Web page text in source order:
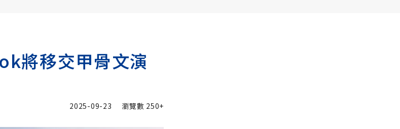
將移交甲骨文演
2025-09-23 瀏覽數 250+